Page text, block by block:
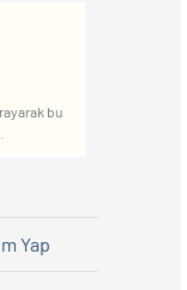
bu
Yap